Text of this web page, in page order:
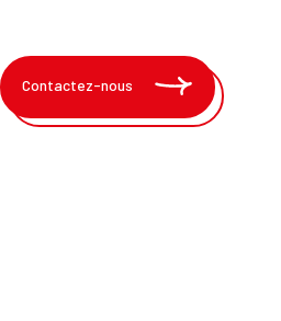
Contactez-nous